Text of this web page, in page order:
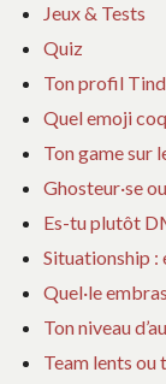
Jeux & Tests
Quiz
Ton profil
Quel emoji
Ton game sur
Ghosteur·se
Es-tu plutôt
Situationship :
Quel·le
Ton niveau
Team lents ou